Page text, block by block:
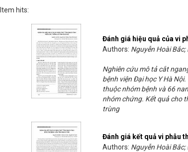
Item hits:
Đánh giá hiệu quả của vi
Authors: Nguyễn Hoài
Nghiên cứu mô tả cắt
bệnh viện Đại học Y Hà
thuộc nhóm bệnh và 66
nhóm chứng. Kết quả cho
trùng
Đánh giá kết quả vi phẫu
Authors: Nguyễn Hoài